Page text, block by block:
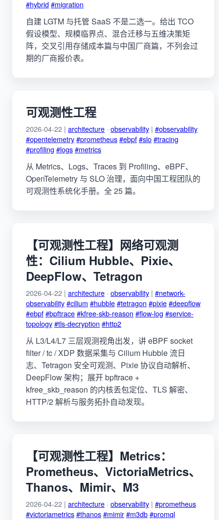
#hybrid#migration
自建 LGTM 与托管 SaaS 不是二选一。给出 TCO
假设模型、规模临界点、混合迁移与五维决策矩
阵，交叉引用存储成本篇与中国厂商篇，不列会过
期的厂商报价表。
可观测性工程
2026-04-22 | architecture · observability | #observability
#opentelemetry#prometheus#ebpf#slo#tracing
#profiling #logs#metrics
从 Metrics、Logs、Traces 到 Profiling、eBPF、
OpenTelemetry 与 SLO 治理，面向中国工程团队的
可观测性系统化手册。全 25 篇。
【可观测性工程】网络可观测
性：Cilium Hubble、Pixie、
DeepFlow、Tetragon
2026-04-22 | architecture · observability | #network-
observability#cilium #hubble#tetragon #pixie#deepflow
#ebpf#bpftrace#kfree-skb-reason #flow-log #service-
topology#tls-decryption #http2
从 L3/L4/L7 三层观测视角出发，讲 eBPF socket
filter / tc / XDP 数据采集与 Cilium Hubble 流日
志、Tetragon 安全可观测、Pixie 协议自动解析、
DeepFlow 架构；展开 bpftrace +
kfree_skb_reason 的内核丢包定位、TLS 解密、
HTTP/2 解析与服务拓扑自动发现。
【可观测性工程】Metrics：
Prometheus、VictoriaMetrics、
Thanos、Mimir、M3
2026-04-22 | architecture · observability | #prometheus
#victoriametrics#thanos#mimir#m3db#promql